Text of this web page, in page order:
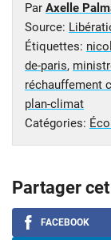
Par Axelle
Source:
Étiquettes:
de-paris,
réchauffement
plan-climat
Catégories:
Partager
FACEBOOK